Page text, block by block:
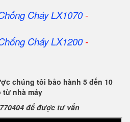
Cháy LX1070-
Cháy LX1200-
chúng tôi bảo hành 5 đến 10
từ nhà máy
để được tư vấn